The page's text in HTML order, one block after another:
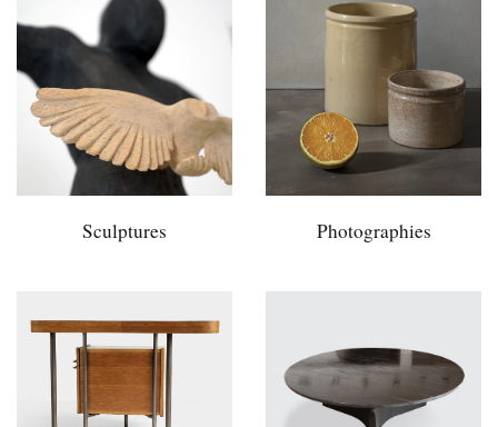
Sculptures Photographies